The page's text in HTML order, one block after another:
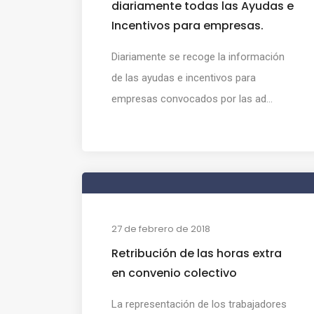
diariamente todas las Ayudas e
Incentivos para empresas.
Diariamente se recoge la información
de las ayudas e incentivos para
empresas convocados por las ad...
27 de febrero de 2018
Retribución de las horas extra
en convenio colectivo
La representación de los trabajadores